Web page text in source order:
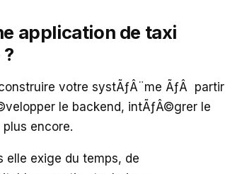
application de taxi
votre systÃƒÂ¨me ÃƒÂ partir
le backend, intÃƒÂ©grer le
encore.
elle exige du temps, de